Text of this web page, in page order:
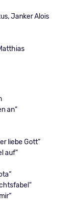
Janker Alois
an“
liebe Gott“
auf“